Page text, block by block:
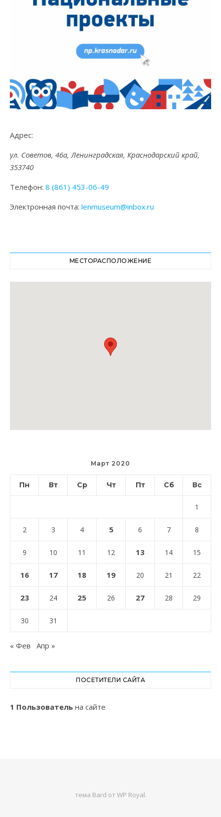
Адрес:
ул. Советов, 46а, Ленинградская, Краснодарский край,
353740
Телефон: 8 (861) 453-06-49
Электронная почта: lenmuseum@inbox.ru
МЕСТОРАСПОЛОЖЕНИЕ
Март 2020
Пн Вт Ср Чт Пт Сб Вс
1
2 3 4 5 6 7 8
9 10 11 12 13 14 15
16 17 18 19 20 21 22
23 24 25 26 27 28 29
30 31
« Фев Апр »
ПОСЕТИТЕЛИ САЙТА
1 Пользователь на сайте
тема Bard от WP Royal.